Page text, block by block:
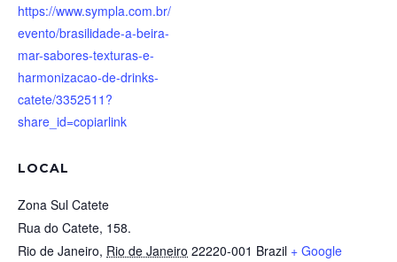
https://www.sympla.com.br/
evento/brasilidade-a-beira-
mar-sabores-texturas-e-
harmonizacao-de-drinks-
catete/3352511?
share_id=copiarlink
LOCAL
Zona Sul Catete
Rua do Catete, 158.
Rio de Janeiro, Rio de Janeiro 22220-001 Brazil + Google